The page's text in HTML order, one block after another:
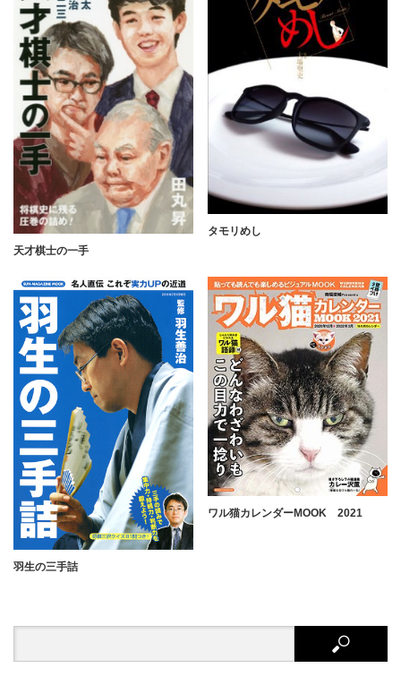
天才棋士の一手
タモリめし
羽生の三手詰
ワル猫カレンダーMOOK 2021